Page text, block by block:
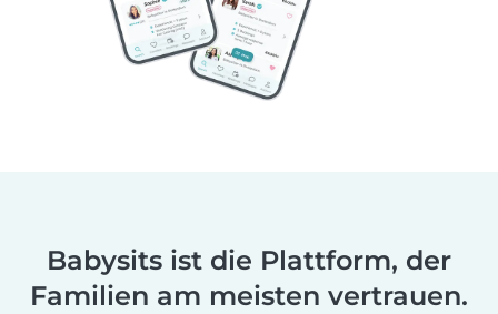
Babysits ist die Plattform, der
Familien am meisten vertrauen.